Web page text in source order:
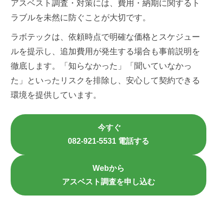
アスベスト調査・対策には、費用・納期に関するト
ラブルを未然に防ぐことが大切です。
ラボテックは、依頼時点で明確な価格とスケジュー
ルを提示し、追加費用が発生する場合も事前説明を
徹底します。「知らなかった」「聞いていなかっ
た」といったリスクを排除し、安心して契約できる
環境を提供しています。
今すぐ
082-921-5531 電話する
Webから
アスベスト調査を申し込む